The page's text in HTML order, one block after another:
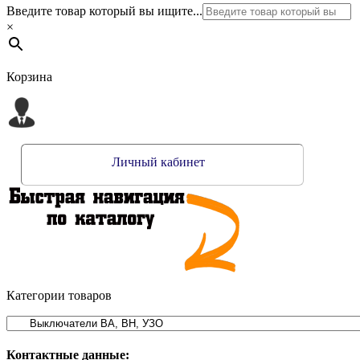
Введите товар который вы ищите...
×
Корзина
Личный кабинет
Категории товаров
Контактные данные: